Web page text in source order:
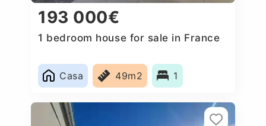
193 000€
1 bedroom house for sale in France
Casa 49m2 1